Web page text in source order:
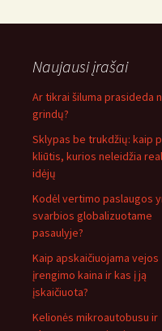
Naujausi įrašai
Ar tikrai šiluma prasideda
grindų?
Sklypas be trukdžių: kaip
kliūtis, kurios neleidžia
idėjų
Kodėl vertimo paslaugos
svarbios globalizuotame
pasaulyje?
Kaip apskaičiuojama vejos
įrengimo kaina ir kas į ją
įskaičiuota?
Kelionės mikroautobusu ir